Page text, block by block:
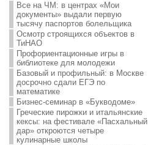
Все на ЧМ: в центрах «Мои
документы» выдали первую
тысячу паспортов болельщика
Осмотр строящихся объектов в
ТиНАО
Профориентационные игры в
библиотеке для молодежи
Базовый и профильный: в Москве
досрочно сдали ЕГЭ по
математике
Бизнес-семинар в «Букводоме»
Греческие пирожки и итальянские
кексы: на фестивале «Пасхальный
дар» откроются четыре
кулинарные школы